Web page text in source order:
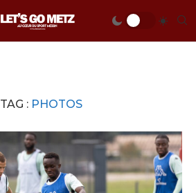
TAG : PHOTOS